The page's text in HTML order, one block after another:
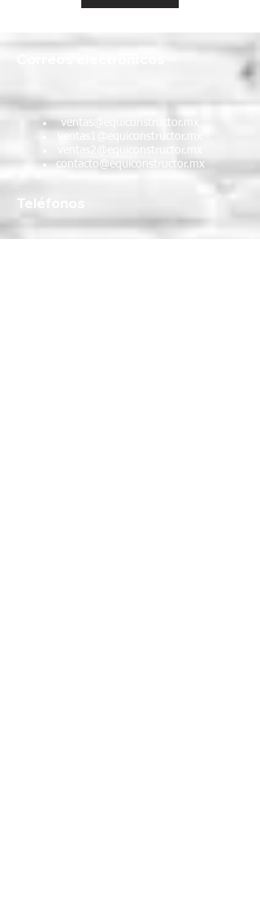
ventas@equiconstructor.mx
ventas1@equiconstructor.mx
ventas2@equiconstructor.mx
contacto@equiconstructor.mx
Teléfonos